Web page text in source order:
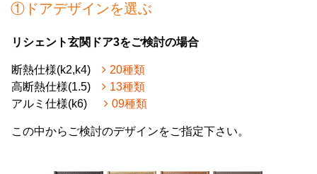
①ドアデザインを選ぶ
リシェント玄関ドア3をご検討の場合
断熱仕様(k2,k4)
20種類
高断熱仕様(1.5)
13種類
アルミ仕様(k6)
09種類
この中からご検討のデザインをご指定下さい。